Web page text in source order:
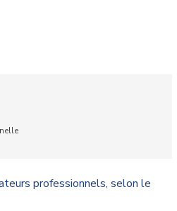
professionnels, selon le